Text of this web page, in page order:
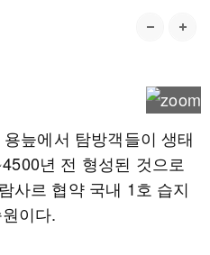
늪에서 탐방객들이 생태
년 전 형성된 것으로
사르 협약 국내 1호 습지
이다.